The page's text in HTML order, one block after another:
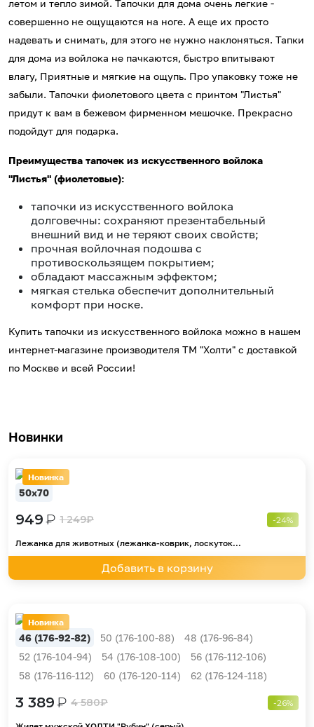
летом и тепло зимой. Тапочки для дома очень легкие -
совершенно не ощущаются на ноге. А еще их просто
надевать и снимать, для этого не нужно наклоняться. Тапки
для дома из войлока не пачкаются, быстро впитывают
влагу, Приятные и мягкие на ощупь. Про упаковку тоже не
забыли. Тапочки фиолетового цвета с принтом "Листья"
придут к вам в бежевом фирменном мешочке. Прекрасно
подойдут для подарка.
Преимущества тапочек из искусственного войлока
"Листья" (фиолетовые):
тапочки из искусственного войлока
долговечны: сохраняют презентабельный
внешний вид и не теряют своих свойств;
прочная войлочная подошва с
противоскользящем покрытием;
обладают массажным эффектом;
мягкая стелька обеспечит дополнительный
комфорт при носке.
Купить тапочки из искусственного войлока можно в нашем
интернет-магазине производителя ТМ "Холти" с доставкой
по Москве и всей России!
Новинки
Новинка
50х70
949₽ 1 249₽ -24%
Лежанка для животных (лежанка-коврик, лоскуток...
Добавить в корзину
Новинка
46 (176-92-82) 50 (176-100-88)
48 (176-96-84)
52 (176-104-94)
54 (176-108-100)
56 (176-112-106)
58 (176-116-112)
60 (176-120-114) 62 (176-124-118)
3 389₽ 4 580₽ -26%